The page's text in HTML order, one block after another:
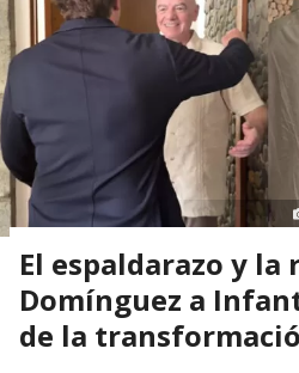
El espaldarazo y la
Domínguez a
de la